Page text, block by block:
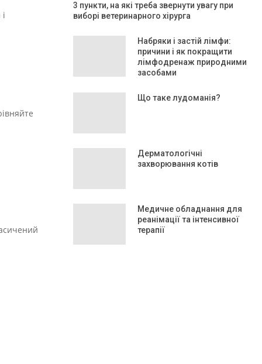
3 пункти, на які треба звернути увагу при
виборі ветеринарного хірурга
Набряки і застій лімфи:
причини і як покращити
лімфодренаж природними
засобами
Що таке лудоманія?
Дерматологічні
захворювання котів
Медичне обладнання для
реанімації та інтенсивної
терапії